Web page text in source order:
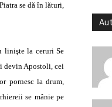
se dă în lături,
linişte la ceruri Se
devin Apostoli, cei
pornesc la drum,
se mânie pe